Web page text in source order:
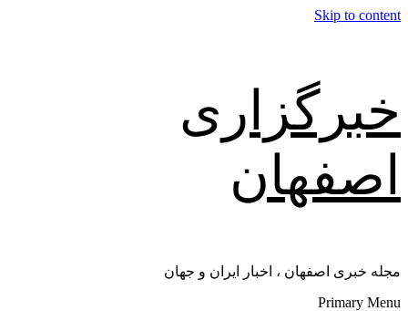
Skip to content
خبرگزاری
اصفهان
مجله خبری اصفهان ، اخبار ایران و جهان
Primary Menu